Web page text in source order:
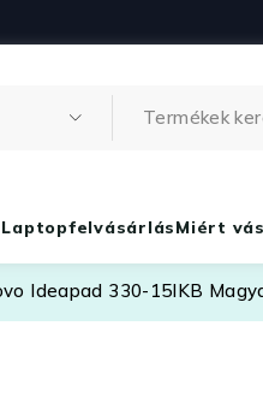
LaptopfelvásárlásMiért
Ideapad 330-15IKB